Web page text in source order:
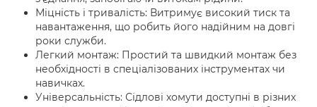
Міцність і тривалість: Витримує високий тиск та
навантаження, що робить його надійним на довгі
роки служби.
Легкий монтаж: Простий та швидкий монтаж без
необхідності в спеціалізованих інструментах чи
навичках.
Універсальність: Сідлові хомути доступні в різних